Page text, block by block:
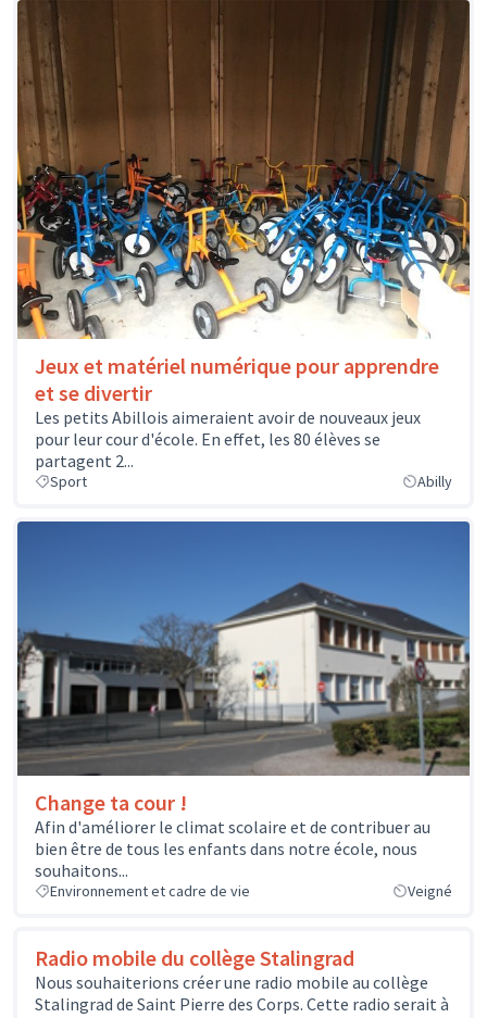
Jeux et matériel numérique pour apprendre
et se divertir
Les petits Abillois aimeraient avoir de nouveaux jeux
pour leur cour d'école. En effet, les 80 élèves se
partagent 2...
Sport Abilly
Change ta cour !
Afin d'améliorer le climat scolaire et de contribuer au
bien être de tous les enfants dans notre école, nous
souhaitons...
Environnement et cadre de vie Veigné
Radio mobile du collège Stalingrad
Nous souhaiterions créer une radio mobile au collège
Stalingrad de Saint Pierre des Corps. Cette radio serait à